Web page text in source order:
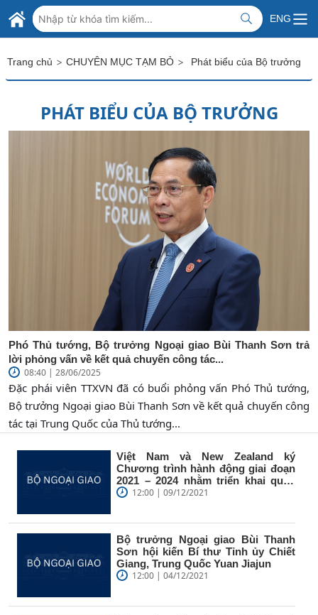
Skip to Main Content
BỘ NGOẠI GIAO VIỆT NAM
MINISTRY OF FOREIGN AFFAIRS
ENG
Trang chủ > CHUYÊN MỤC TẠM BỎ > Phát biểu của Bộ trưởng
PHÁT BIỂU CỦA BỘ TRƯỞNG
Phó Thủ tướng, Bộ trưởng Ngoại giao Bùi Thanh Sơn trả
lời phỏng vấn về kết quả chuyến công tác...
08:40 | 28/06/2025
Đặc phái viên TTXVN đã có buổi phỏng vấn Phó Thủ tướng,
Bộ trưởng Ngoại giao Bùi Thanh Sơn về kết quả chuyến công
tác tại Trung Quốc của Thủ tướng...
Việt Nam và New Zealand ký
Chương trình hành động giai đoạn
2021 – 2024 nhằm triển khai quan
hệ...12:00 | 09/12/2021
Bộ trưởng Ngoại giao Bùi Thanh
Sơn hội kiến Bí thư Tỉnh ủy Chiết
Giang, Trung Quốc Yuan Jiajun
12:00 | 04/12/2021